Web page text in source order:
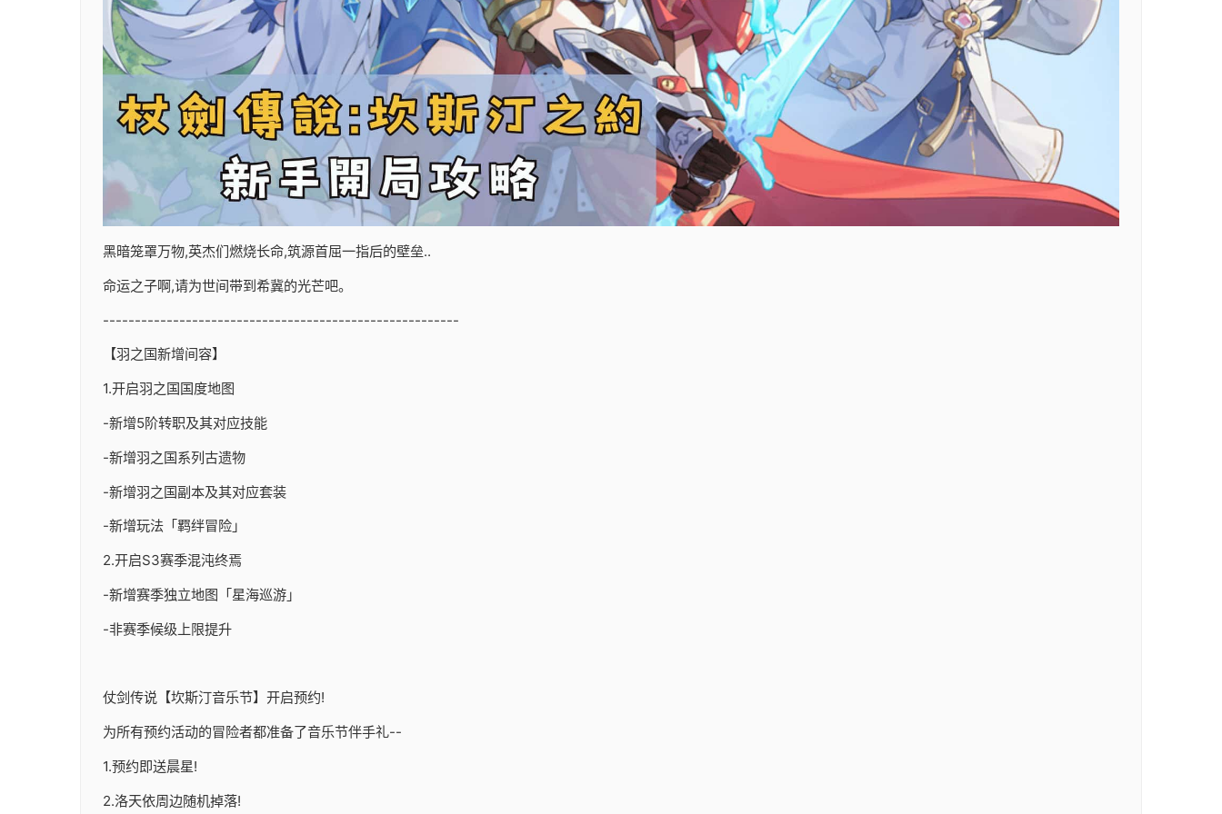
黑暗笼罩万物,英杰们燃烧长命,筑源首屈一指后的壁垒..
命运之子啊,请为世间带到希冀的光芒吧。
--------------------------------------------------------
【羽之国新增间容】
1.开启羽之国国度地图
-新增5阶转职及其对应技能
-新增羽之国系列古遗物
-新增羽之国副本及其对应套装
-新增玩法「羁绊冒险」
2.开启S3赛季混沌终焉
-新增赛季独立地图「星海巡游」
-非赛季候级上限提升
仗剑传说【坎斯汀音乐节】开启预约!
为所有预约活动的冒险者都准备了音乐节伴手礼--
1.预约即送晨星!
2.洛天依周边随机掉落!